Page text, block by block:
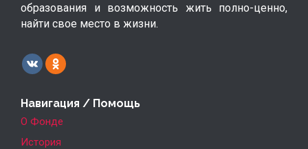
образования и возможность жить полно-ценно,
найти свое место в жизни.
Навигация / Помощь
О Фонде
История